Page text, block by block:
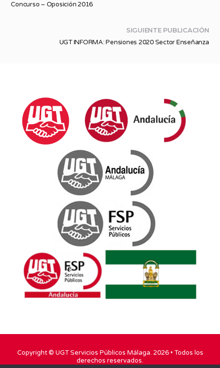
Concurso – Oposición 2016
SIGUIENTE PUBLICACIÓN
UGT INFORMA: Pensiones 2020 Sector Enseñanza
Copyright © UGT Servicios Públicos Málaga. 2026 • Todos los
derechos reservados.